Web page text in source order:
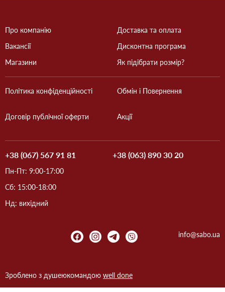
Про компанію
Вакансії
Магазини
Доставка та оплата
Дисконтна програма
Як підібрати розмір?
Політика конфіденційності
Договір публічної оферти
Обмін і Повернення
Акції
+38 (067) 567 91 81 +38 (063) 890 30 20
Пн-Пт: 9:00-17:00
Сб: 15:00-18:00
Нд: вихідний
info@sabo.ua
Зроблено з душеюкомандою well done